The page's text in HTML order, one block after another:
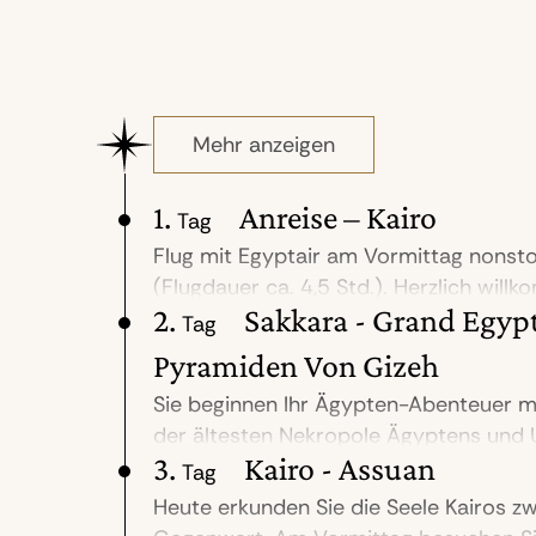
Mehr anzeigen
1. Tag Anreise – Kairo
Flug mit Egyptair am Vormittag
(Flugdauer ca. 4,5 Std.). Herzlich
am Flughafen begrüßt, erhalten Ihr
zum luxuriösen St. Regis Cairo
gelegen. In Ihrem Zimmer erwartet Sie
Snack. (A)
2. Tag
Sakkara - Grand
Pyramiden Von Gizeh
Sie beginnen Ihr Ägypten-Abenteuer
der ältesten Nekropole Ägyptens und
Pyramidenarchitektur. Die berühmte
markiert den Beginn monumentaler
freistehende Steinbauwerk der Welt.
3. Tag Kairo - Assuan
Heute erkunden Sie die Seele Kairos